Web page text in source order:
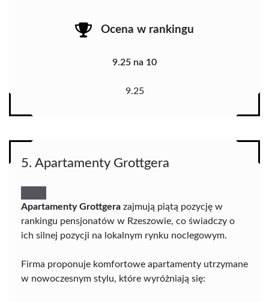
Ocena w rankingu
9.25 na 10
9.25
5. Apartamenty Grottgera
Apartamenty Grottgera zajmują piątą pozycję w
rankingu pensjonatów w Rzeszowie, co świadczy o
ich silnej pozycji na lokalnym rynku noclegowym.
Firma proponuje komfortowe apartamenty utrzymane
w nowoczesnym stylu, które wyróżniają się: